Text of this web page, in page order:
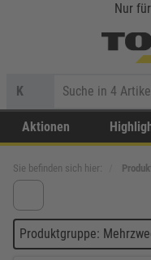
Nur
K
Aktionen
Sie befinden sich hier:
Produktgruppe: